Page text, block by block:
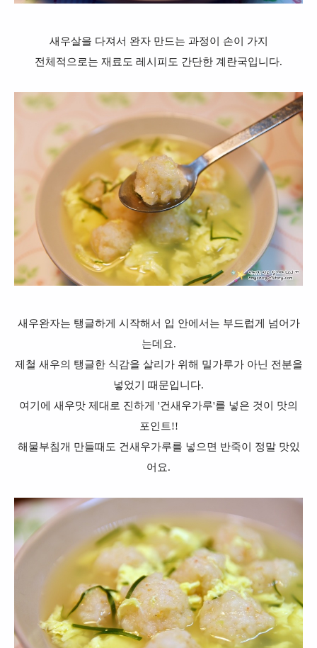
새우살을 다져서 완자 만드는 과정이 손이 가지
전체적으로는 재료도 레시피도 간단한 계란국입니다.
새우완자는 탱글하게 시작해서 입 안에서는 부드럽게 넘어가
는데요.
제철 새우의 탱글한 식감을 살리가 위해 밀가루가 아닌 전분을
넣었기 때문입니다.
여기에 새우맛 제대로 진하게 '건새우가루'를 넣은 것이 맛의
포인트!!
해물부침개 만들때도 건새우가루를 넣으면 반죽이 정말 맛있
어요.